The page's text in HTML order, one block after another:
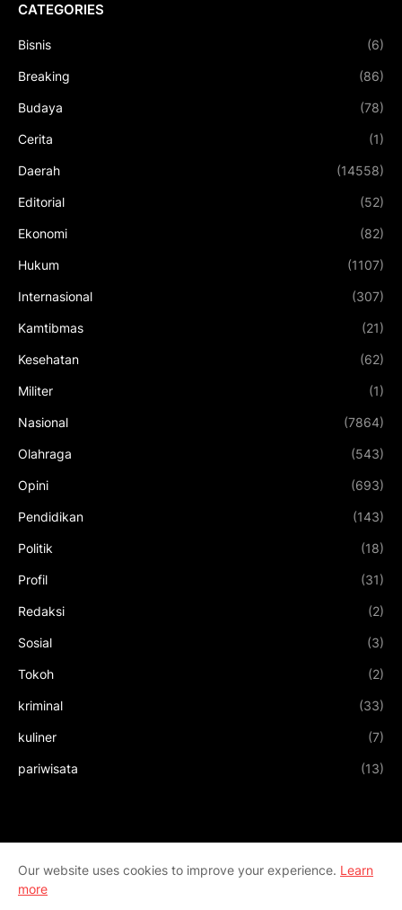
CATEGORIES
Bisnis (6)
Breaking (86)
Budaya (78)
Cerita (1)
Daerah (14558)
Editorial (52)
Ekonomi (82)
Hukum (1107)
Internasional (307)
Kamtibmas (21)
Kesehatan (62)
Militer (1)
Nasional (7864)
Olahraga (543)
Opini (693)
Pendidikan (143)
Politik (18)
Profil (31)
Redaksi (2)
Sosial (3)
Tokoh (2)
kriminal (33)
kuliner (7)
pariwisata (13)
Our website uses cookies to improve your experience. Learn
more